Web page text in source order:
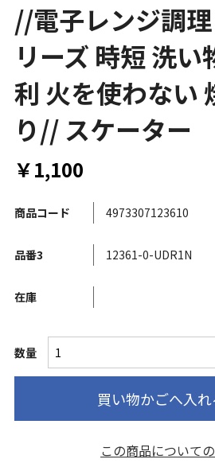
//電子レンジ調
リーズ 時短 洗い
利 火を使わない
り// スケーター
￥1,100
商品コード 4973307123610
品番3 12361-0-UDR1N
在庫
数量
買い物かごへ入れ
この商品について